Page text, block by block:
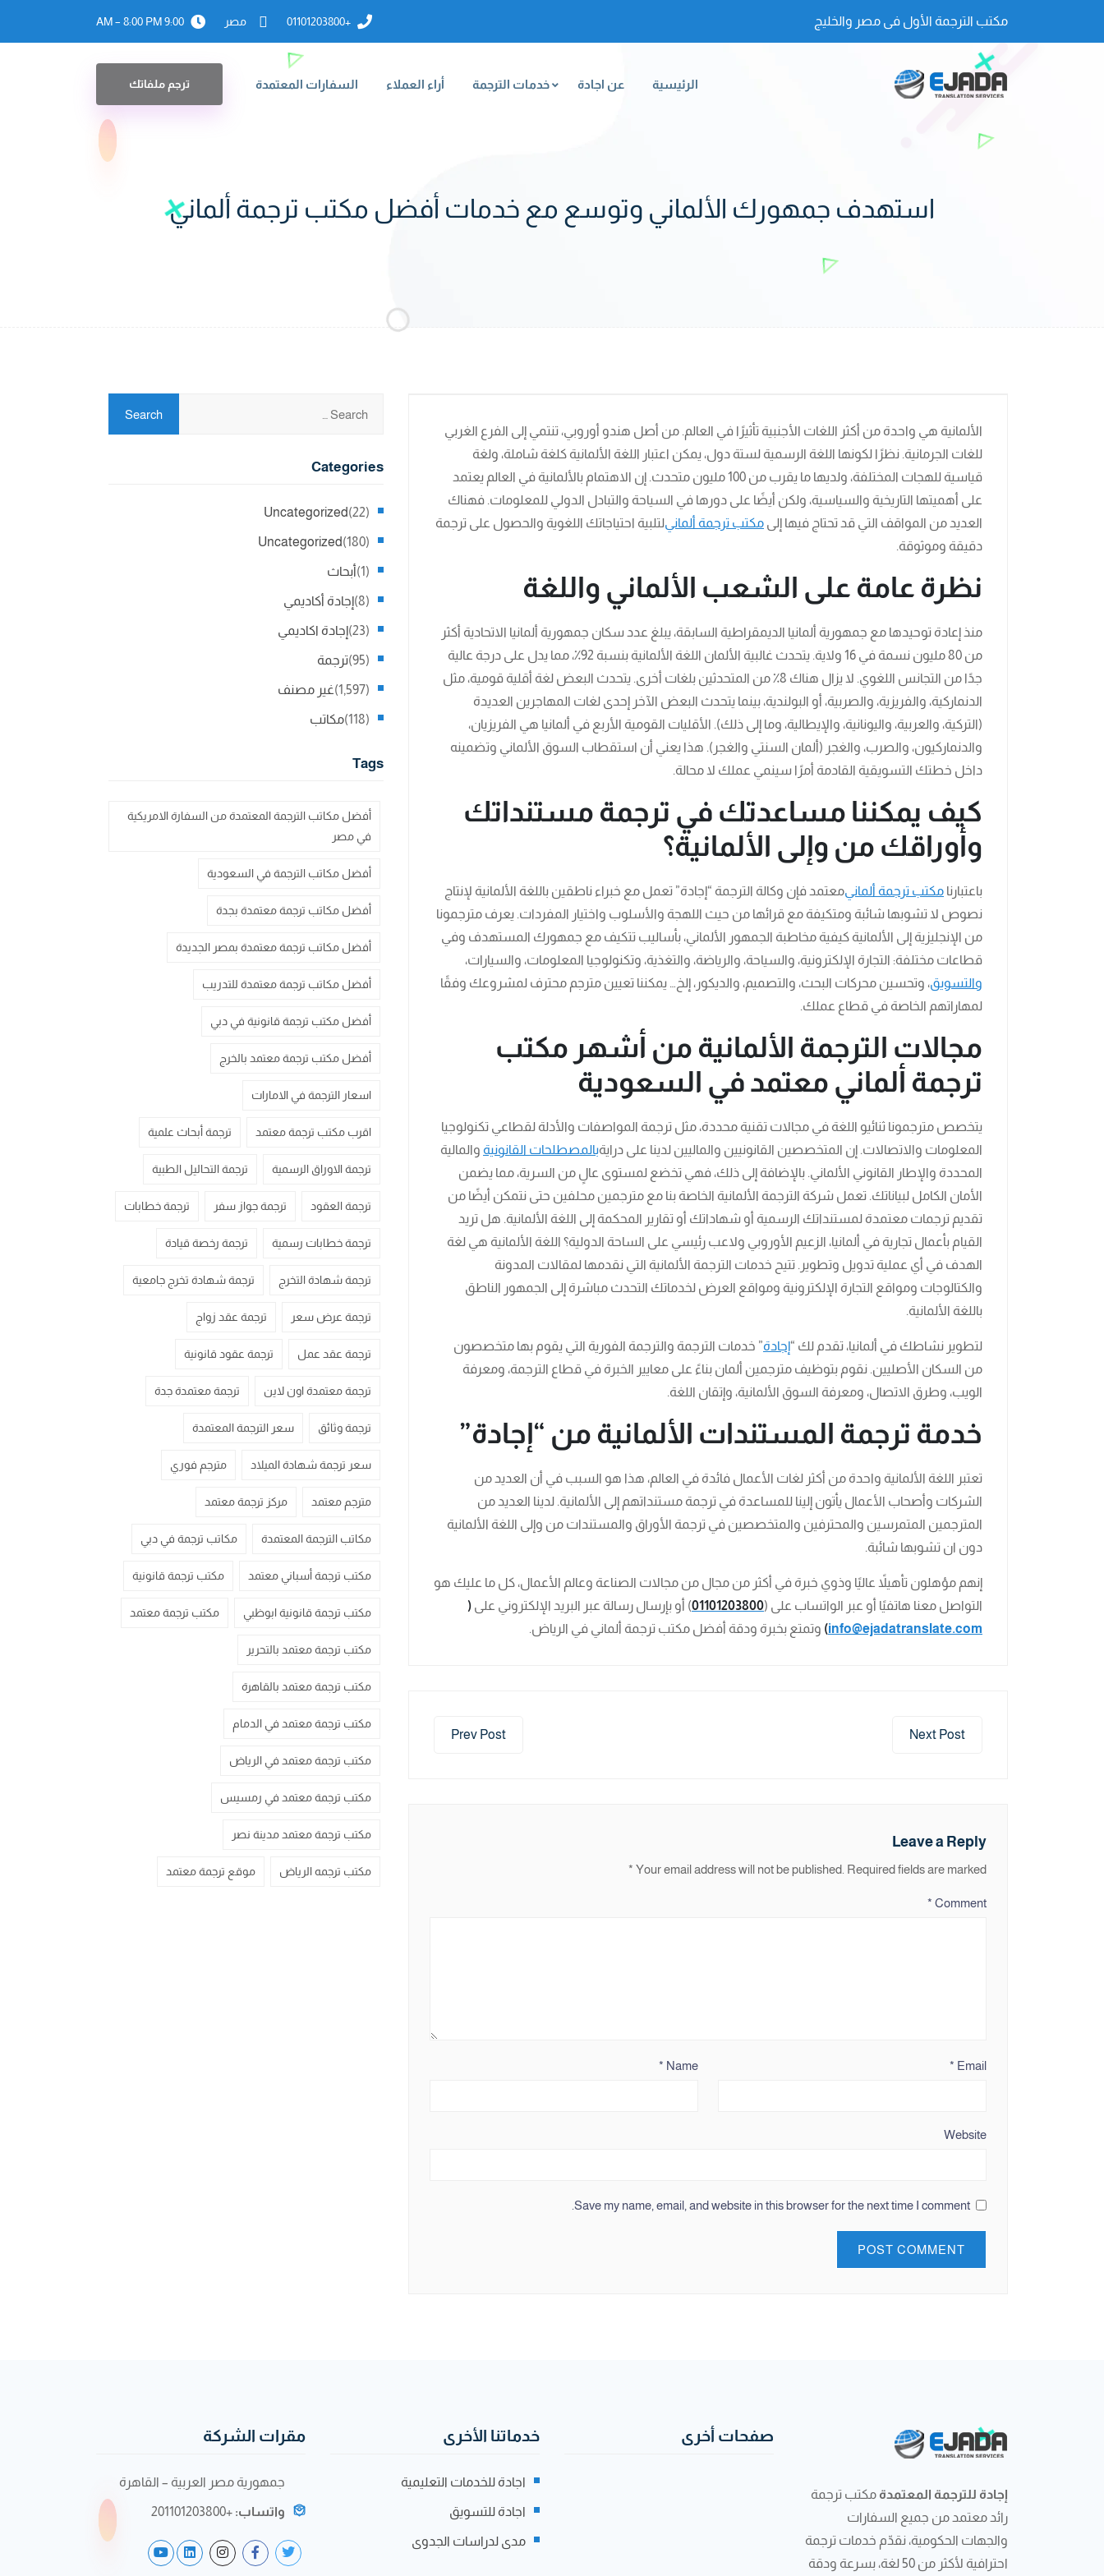
مكتب الترجمة الأول فى مصر والخليج +01101203800 مصر 9:00 AM – 8:00 PM
الرئيسية عن اجادة خدمات الترجمة أراء العملاء السفارات المعتمدة ترجم ملفاتك
استهدف جمهورك الألماني وتوسع مع خدمات أفضل مكتب ترجمة ألماني
الألمانية هي واحدة من أكثر اللغات الأجنبية تأثيرًا في العالم. من أصل هندو أوروبي، تنتمي إلى الفرع الغربي
للغات الجرمانية. نظرًا لكونها اللغة الرسمية لستة دول، يمكن اعتبار اللغة الألمانية كلغة شاملة، ولغة
قياسية للهجات المختلفة، ولديها ما يقرب من 100 مليون متحدث. إن الاهتمام بالألمانية في العالم يعتمد
على أهميتها التاريخية والسياسية، ولكن أيضًا على دورها في السياحة والتبادل الدولي للمعلومات. فهناك
العديد من المواقف التي قد تحتاج فيها إلى مكتب ترجمة ألمانيلتلبية احتياجاتك اللغوية والحصول على ترجمة
دقيقة وموثوقة.
نظرة عامة على الشعب الألماني واللغة
منذ إعادة توحيدها مع جمهورية ألمانيا الديمقراطية السابقة، يبلغ عدد سكان جمهورية ألمانيا الاتحادية أكثر
من 80 مليون نسمة في 16 ولاية. يتحدث غالبية الألمان اللغة الألمانية بنسبة 92٪، مما يدل على درجة عالية
جدًا من التجانس اللغوي. لا يزال هناك 8٪ من المتحدثين بلغات أخرى. يتحدث البعض لغة أقلية قومية، مثل
الدنماركية، والفريزية، والصربية، أو البولندية، بينما يتحدث البعض الآخر إحدى لغات المهاجرين العديدة
(التركية، والعربية، واليونانية، والإيطالية، وما إلى ذلك). الأقليات القومية الأربع في ألمانيا هي الفريزيان،
والدنماركيون، والصرب، والغجر (ألمان السنتي والغجر). هذا يعني أن استقطاب السوق الألماني وتضمينه
داخل خطتك التسويقية القادمة أمرًا سينمي عملك لا محالة.
كيف يمكننا مساعدتك في ترجمة مستنداتك
وأوراقك من وإلى الألمانية؟
باعتبارنا مكتب ترجمة ألمانيمعتمد فإن وكالة الترجمة “إجادة” تعمل مع خبراء ناطقين باللغة الألمانية لإنتاج
نصوص لا تشوبها شائبة ومتكيفة مع قرائها من حيث اللهجة والأسلوب واختيار المفردات. يعرف مترجمونا
من الإنجليزية إلى الألمانية كيفية مخاطبة الجمهور الألماني، بأساليب تتكيف مع جمهورك المستهدف وفي
قطاعات مختلفة: التجارة الإلكترونية، والسياحة، والرياضة، والتغذية، وتكنولوجيا المعلومات، والسيارات،
والتسويق، وتحسين محركات البحث، والتصميم، والديكور، إلخ… يمكننا تعيين مترجم محترف لمشروعك وفقًا
لمهاراتهم الخاصة في قطاع عملك.
مجالات الترجمة الألمانية من أشهر مكتب
ترجمة ألماني معتمد في السعودية
يتخصص مترجمونا ثنائيو اللغة في مجالات تقنية محددة، مثل ترجمة المواصفات والأدلة لقطاعي تكنولوجيا
المعلومات والاتصالات. إن المتخصصين القانونيين والماليين لدينا على درايةبالمصطلحات القانونية والمالية
المحددة والإطار القانوني الألماني. بالإضافة إلى ذلك، فهي تخضع لمستوى عالٍ من السرية، مما يضمن
الأمان الكامل لبياناتك. تعمل شركة الترجمة الألمانية الخاصة بنا مع مترجمين محلفين حتى نتمكن أيضًا من
تقديم ترجمات معتمدة لمستنداتك الرسمية أو شهاداتك أو تقارير المحكمة إلى اللغة الألمانية. هل تريد
القيام بأعمال تجارية في ألمانيا، الزعيم الأوروبي ولاعب رئيسي على الساحة الدولية؟ اللغة الألمانية هي لغة
الهدف في أي عملية تدويل وتطوير. تتيح خدمات الترجمة الألمانية التي نقدمها لمقالات المدونة
والكتالوجات ومواقع التجارة الإلكترونية ومواقع العرض لخدماتك التحدث مباشرة إلى الجمهور الناطق
باللغة الألمانية.
لتطوير نشاطك في ألمانيا، تقدم لك “إجادة” خدمات الترجمة والترجمة الفورية التي يقوم بها متخصصون
من السكان الأصليين. نقوم بتوظيف مترجمين ألمان بناءً على معايير الخبرة في قطاع الترجمة، ومعرفة
الويب، وطرق الاتصال، ومعرفة السوق الألمانية، وإتقان اللغة.
خدمة ترجمة المستندات الألمانية من “إجادة”
تعتبر اللغة الألمانية واحدة من أكثر لغات الأعمال فائدة في العالم، هذا هو السبب في أن العديد من
الشركات وأصحاب الأعمال يأتون إلينا للمساعدة في ترجمة مستنداتهم إلى الألمانية. لدينا العديد من
المترجمين المتمرسين والمحترفين والمتخصصين في ترجمة الأوراق والمستندات من وإلى اللغة الألمانية
دون ان تشوبها شائبة.
إنهم مؤهلون تأهيلاً عاليًا وذوي خبرة في أكثر من مجال من مجالات الصناعة وعالم الأعمال، كل ما عليك هو
التواصل معنا هاتفيًا أو عبر الواتساب على (01101203800) أو بإرسال رسالة عبر البريد الإلكتروني على (
info@ejadatranslate.com
) وتمتع بخبرة ودقة أفضل مكتب ترجمة ألماني في الرياض.
Prev Post Next Post
Leave a Reply
Your email address will not be published. Required fields are marked
*
Comment
*
Name
* Email
*
Website
Save my name, email, and website in this browser for the next time I comment.
Categories
Uncategorized (22)
Uncategorized (180)
أبحاث (1)
إجادة أكاديمي (8)
إجادة اكاديمي (23)
ترجمة (95)
غير مصنف (1,597)
مكاتب (118)
Tags
أفضل مكاتب الترجمة المعتمدة من السفارة الامريكية
في مصر
أفضل مكاتب الترجمة في السعودية
أفضل مكاتب ترجمة معتمدة بجدة
أفضل مكاتب ترجمة معتمدة بمصر الجديدة
أفضل مكاتب ترجمة معتمدة للتدريب
أفضل مكتب ترجمة قانونية في دبي
أفضل مكتب ترجمة معتمد بالخرج
اسعار الترجمة في الامارات
اقرب مكتب ترجمة معتمد ترجمة أبحاث علمية
ترجمة الاوراق الرسمية ترجمة التحاليل الطبية
ترجمة العقود ترجمة جواز سفر ترجمة خطابات
ترجمة خطابات رسمية ترجمة رخصة قيادة
ترجمة شهادة التخرج ترجمة شهادة تخرج جامعية
ترجمة عرض سعر ترجمة عقد زواج
ترجمة عقد عمل ترجمة عقود قانونية
ترجمة معتمدة اون لاين ترجمة معتمدة جدة
ترجمة وثائق سعر الترجمة المعتمدة
سعر ترجمة شهادة الميلاد مترجم فوري
مترجم معتمد مركز ترجمة معتمد
مكاتب الترجمة المعتمدة مكاتب ترجمة في دبي
مكتب ترجمة أسباني معتمد مكتب ترجمة قانونية
مكتب ترجمة قانونية ابوظبي مكتب ترجمة معتمد
مكتب ترجمة معتمد بالتحرير
مكتب ترجمة معتمد بالقاهرة
مكتب ترجمة معتمد في الدمام
مكتب ترجمة معتمد في الرياض
مكتب ترجمة معتمد في رمسيس
مكتب ترجمة معتمد مدينة نصر
مكتب ترجمه الرياض موقع ترجمة معتمد
إجادة للترجمة المعتمدة مكتب ترجمة
رائد معتمد من جميع السفارات
والجهات الحكومية، نقدّم خدمات ترجمة
احترافية لأكثر من 50 لغة، بسرعة ودقة
صفحات أخرى خدماتنا الأخرى
اجادة للخدمات التعليمية
اجادة للتسويق
مدى لدراسات الجدوى
مقرات الشركة
جمهورية مصر العربية – القاهرة
واتساب: +201101203800